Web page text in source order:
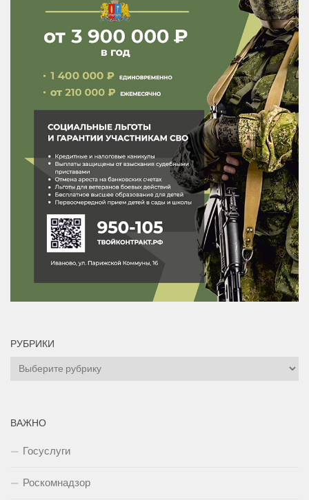
РУБРИКИ
Рубрики
ВАЖНО
Госуслуги
Роскомнадзор